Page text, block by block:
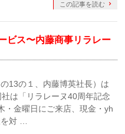
この記事を読む
ビス〜内藤商事リラレー
13の１、内藤博英社長）は
は「リラレーヌ40周年記念
・金曜日にご来店、現金・yh
対 …